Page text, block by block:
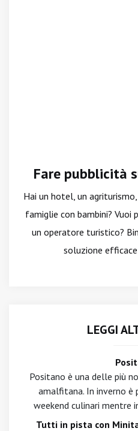
Fare pubblicità
Hai un hotel, un
famiglie con bambini? Vuoi
un operatore turistico?
soluzione efficace
LEGGI
Positano è una delle più
amalfitana. In inverno è
weekend culinari mentre
Tutti in pista con